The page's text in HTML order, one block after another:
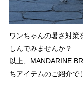
ワンちゃんの暑さ対策
しんでみませんか？
以上、MANDARINE
ちアイテムのご紹介で